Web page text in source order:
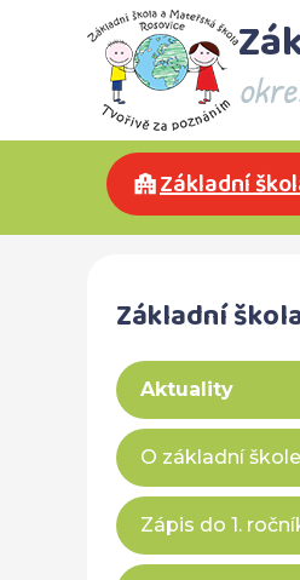
Základní
Základní
Aktuality
O základní škole
Zápis do 1.